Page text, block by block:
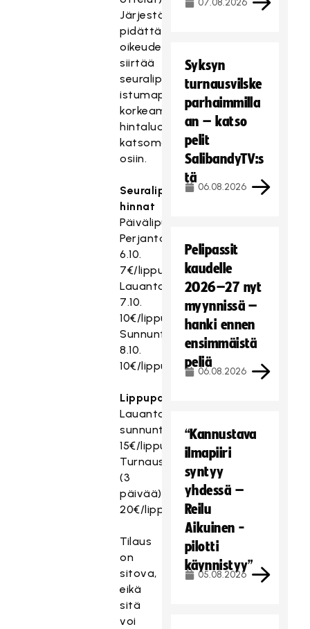
Järjestäjä
pidättää
oikeuden
siirtää
seuralippujen
istumapaikat
korkeamman
hintaluokan
katsomo-
osiin.
Seuralippujen
hinnat
Päiväliput
Perjantai
6.10.
7€/lippu
Lauantai
7.10.
10€/lippu
Sunnuntai
8.10.
10€/lippu
Lippupaketit
Lauantai-
sunnuntai
15€/lippupaketti
Turnauslippu
(3
päivää)
20€/lippupaketti
Tilaus
on
sitova,
eikä
sitä
voi
07.08.2026
Syksyn
turnausvilske
parhaimmilla
an – katso
pelit
SalibandyTV:s
tä
06.08.2026
Pelipassit
kaudelle
2026–27 nyt
myynnissä –
hanki ennen
ensimmäistä
peliä
06.08.2026
“Kannustava
ilmapiiri
syntyy
yhdessä –
Reilu
Aikuinen -
pilotti
käynnistyy”
05.08.2026